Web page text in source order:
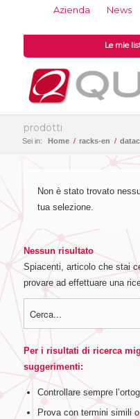
Azienda News
Le mie
prodotti
Sei in: Home / racks-en /
Non è stato trovato
tua selezione.
Nessun risultato
Spiacenti, articolo che stai
provare ad effettuare una
Per i risultati di ricerca
suggerimenti:
Controllare sempre
Prova con termini simili